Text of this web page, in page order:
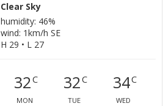
Clear Sky
humidity: 46%
wind: 1km/h SE
H 29 • L 27
32C
MON
32C
TUE
34C
WED